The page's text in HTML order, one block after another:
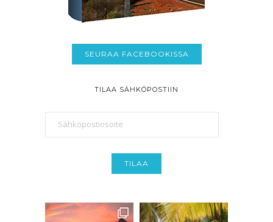
SEURAA FACEBOOKISSA
TILAA SÄHKÖPOSTIIN
Sähköpostiosoite
TILAA